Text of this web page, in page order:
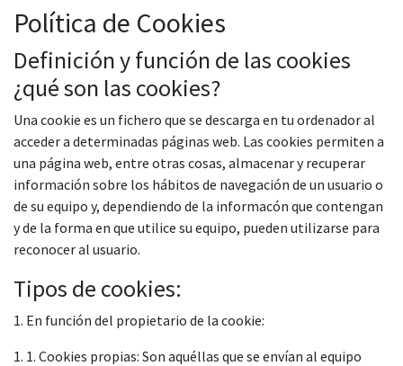
Política de Cookies
Definición y función de las cookies
¿qué son las cookies?
Una cookie es un fichero que se descarga en tu ordenador al
acceder a determinadas páginas web. Las cookies permiten a
una página web, entre otras cosas, almacenar y recuperar
información sobre los hábitos de navegación de un usuario o
de su equipo y, dependiendo de la informacón que contengan
y de la forma en que utilice su equipo, pueden utilizarse para
reconocer al usuario.
Tipos de cookies:
1. En función del propietario de la cookie:
1. 1. Cookies propias: Son aquéllas que se envían al equipo